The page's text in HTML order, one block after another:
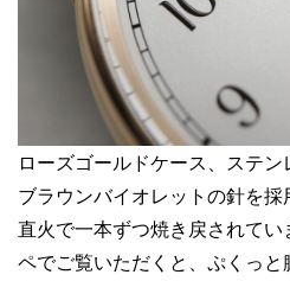
ローズゴールドケース、ステ
ブラウンバイオレットの針を
直火で一本ずつ焼き戻されて
ペでご覧いただくと、ぷくっ